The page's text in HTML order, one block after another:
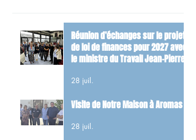
Réunion d’échanges sur le projet
de loi de finances pour 2027 avec
le ministre du Travail Jean-Pierre
28 juil.
Visite de Notre Maison à Aromas
28 juil.